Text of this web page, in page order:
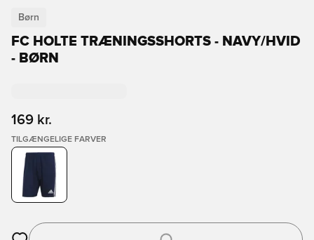
Børn
FC HOLTE TRÆNINGSSHORTS - NAVY/HVID
- BØRN
169 kr.
TILGÆNGELIGE FARVER